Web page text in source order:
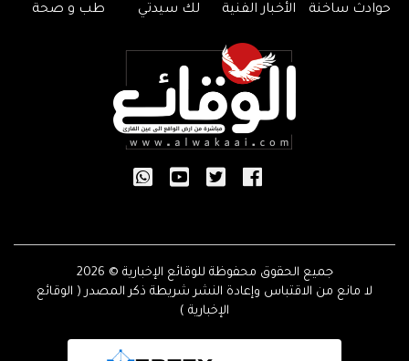
حوادث ساخنة الأخبار الفنية لك سيدتي طب و صحة
جميع الحقوق محفوظة للوقائع الإخبارية © 2026
لا مانع من الاقتباس وإعادة النشر شريطة ذكر المصدر ( الوقائع
الإخبارية )